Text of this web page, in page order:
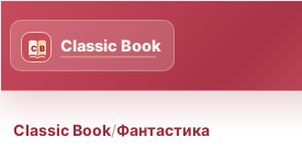
Classic Book/Фантастика